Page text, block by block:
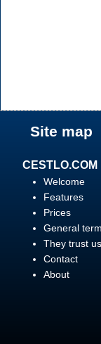
Site map
CESTLO.COM
Welcome
Features
Prices
General
They trust us
Contact
About